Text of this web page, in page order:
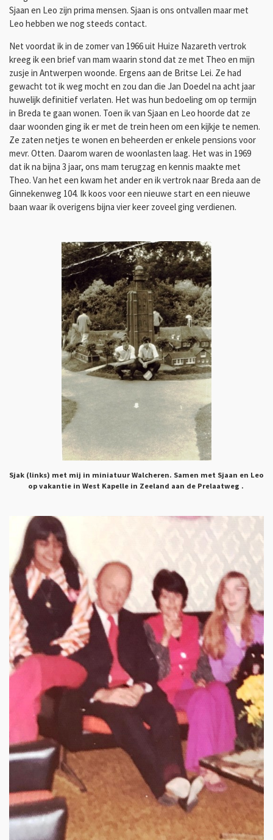
Sjaan en Leo zijn prima mensen. Sjaan is ons ontvallen maar met
Leo hebben we nog steeds contact.
Net voordat ik in de zomer van 1966 uit Huize Nazareth vertrok
kreeg ik een brief van mam waarin stond dat ze met Theo en mijn
zusje in Antwerpen woonde. Ergens aan de Britse Lei. Ze had
gewacht tot ik weg mocht en zou dan die Jan Doedel na acht jaar
huwelijk definitief verlaten. Het was hun bedoeling om op termijn
in Breda te gaan wonen. Toen ik van Sjaan en Leo hoorde dat ze
daar woonden ging ik er met de trein heen om een kijkje te nemen.
Ze zaten netjes te wonen en beheerden er enkele pensions voor
mevr. Otten. Daarom waren de woonlasten laag. Het was in 1969
dat ik na bijna 3 jaar, ons mam terugzag en kennis maakte met
Theo. Van het een kwam het ander en ik vertrok naar Breda aan de
Ginnekenweg 104. Ik koos voor een nieuwe start en een nieuwe
baan waar ik overigens bijna vier keer zoveel ging verdienen.
Sjak (links) met mij in miniatuur Walcheren. Samen met Sjaan en Leo
op vakantie in West Kapelle in Zeeland aan de Prelaatweg .